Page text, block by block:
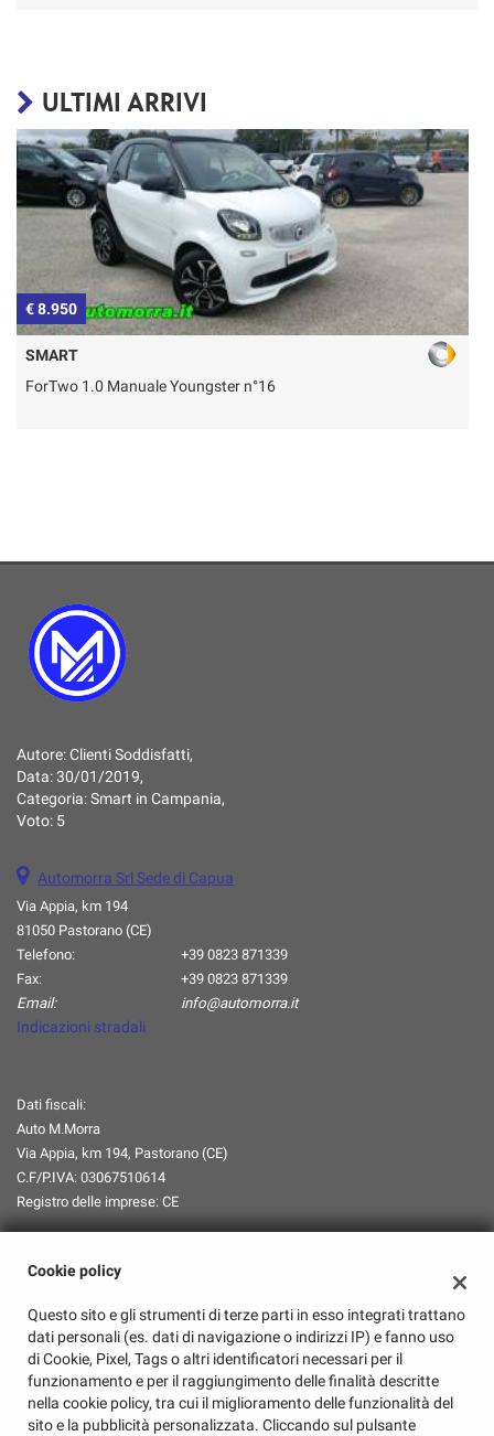
ULTIMI ARRIVI
€ 8.950
SMART
ForTwo 1.0 Manuale Youngster n°16
Autore:Clienti Soddisfatti,
Data:30/01/2019,
Categoria:Smart in Campania,
Voto: 5
Automorra Srl Sede di Capua
Via Appia, km 194
81050 Pastorano (CE)
Telefono:
+39 0823 871339
Fax:
+39 0823 871339
Email:
info@automorra.it
Indicazioni stradali
Dati fiscali:
Auto M.Morra
Via Appia, km 194, Pastorano (CE)
C.F/P.IVA: 03067510614
Registro delle imprese: CE
Orari Apertura
Lun-Ven: 08:00-13:00 / 14:30-18:45
Sabato: 08:00-13:00/Chiuso
Domenica: Chiuso
Cookie policy
Questo sito e gli strumenti di terze parti in esso integrati trattano
dati personali (es. dati di navigazione o indirizzi IP) e fanno uso
di Cookie, Pixel, Tags o altri identificatori necessari per il
funzionamento e per il raggiungimento delle finalità descritte
nella cookie policy, tra cui il miglioramento delle funzionalità del
sito e la pubblicità personalizzata. Cliccando sul pulsante